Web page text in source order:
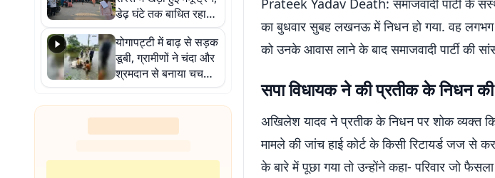
डेढ़ घंटे तक बाधित रहा
आवागमन
योगापट्टी में बाढ़ से सड़क
डूबी, ग्रामीणों ने चंदा और
श्रमदान से बनाया चचरी
पुल
Prateek Yadav Death: समाजवादी पार्टी के
का बुधवार सुबह लखनऊ में निधन हो गया. वह लगभग
को उनके आवास लाने के बाद समाजवादी पार्टी की
सपा विधायक ने की प्रतीक के निधन
अखिलेश यादव ने प्रतीक के निधन पर शोक व्यक्त
मामले की जांच हाई कोर्ट के किसी रिटायर्ड जज से
के बारे में पूछा गया तो उन्होंने कहा- परिवार जो